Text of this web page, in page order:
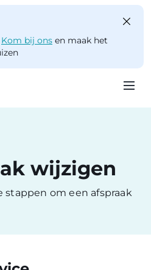
Kom bij ons en maak het
wijzigen
stappen om een afspraak